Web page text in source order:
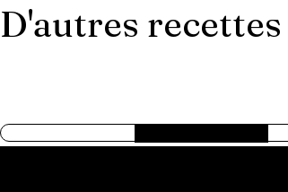
D'autres
AMERICAN TRILOGY